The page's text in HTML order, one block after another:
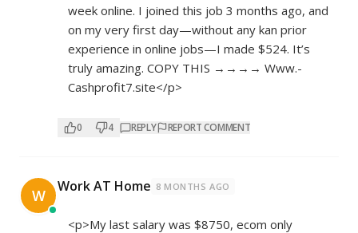
week online. I joined this job 3 months ago, and
on my very first day—without any kan prior
experience in online jobs—I made $524. It’s
truly amazing. COPY THIS →→→→ W­w­w­.­
Cashprofit7.site</p>
0 4 REPLY REPORT COMMENT
W Work AT Home 8 MONTHS AGO
<p>My last salary was $8750, ecom only